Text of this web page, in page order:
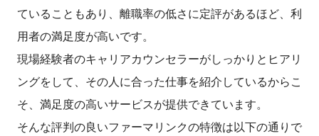
ていることもあり、離職率の低さに定評があるほど、利
用者の満足度が高いです。
現場経験者のキャリアカウンセラーがしっかりとヒアリ
ングをして、その人に合った仕事を紹介しているからこ
そ、満足度の高いサービスが提供できています。
そんな評判の良いファーマリンクの特徴は以下の通りで